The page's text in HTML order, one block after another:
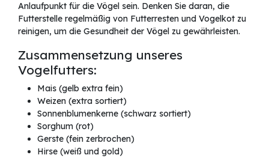
Anlaufpunkt für die Vögel sein. Denken Sie daran, die
Futterstelle regelmäßig von Futterresten und Vogelkot zu
reinigen, um die Gesundheit der Vögel zu gewährleisten.
Zusammensetzung unseres
Vogelfutters:
Mais (gelb extra fein)
Weizen (extra sortiert)
Sonnenblumenkerne (schwarz sortiert)
Sorghum (rot)
Gerste (fein zerbrochen)
Hirse (weiß und gold)